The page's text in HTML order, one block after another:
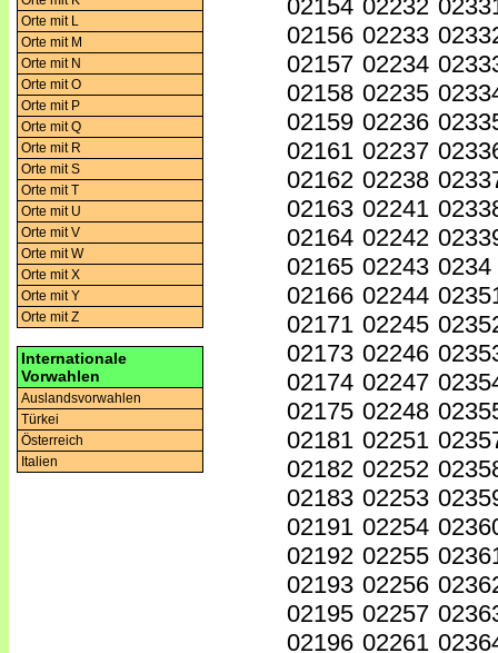
Orte mit L
Orte mit M
Orte mit N
Orte mit O
Orte mit P
Orte mit Q
Orte mit R
Orte mit S
Orte mit T
Orte mit U
Orte mit V
Orte mit W
Orte mit X
Orte mit Y
Orte mit Z
Internationale
Vorwahlen
Auslandsvorwahlen
Türkei
Österreich
Italien
02154
02156
02157
02158
02159
02161
02162
02163
02164
02165
02166
02171
02173
02174
02175
02181
02182
02183
02191
02192
02193
02195
02196
02232
02233
02234
02235
02236
02237
02238
02241
02242
02243
02244
02245
02246
02247
02248
02251
02252
02253
02254
02255
02256
02257
02261
0234